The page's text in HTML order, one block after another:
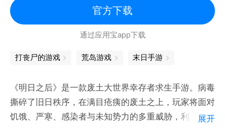
你长你厉害，我短我灵活！大蛇不再有统治性的地位，
小蛇们更灵活，战局随时都有可能逆转！
【简单有趣，老少皆宜的全民游戏】
屏幕上戳戳戳，就能在贪吃蛇大作战找到满满的乐趣！
【战斗技巧，老司机教你几招】
急速超车拦截蛇头、急停甩头抢道、180度华丽飘逸、
官方下载
通过应用宝app下载
打丧尸的游戏 荒岛游戏 末日手游
《明日之后》是一款废土大世界幸存者求生手游。病毒
撕碎了旧日秩序，在满目疮痍的废土之上，玩家将面对
饥饿、严寒、感染者与未知势力的多重威胁，利用一切
展开